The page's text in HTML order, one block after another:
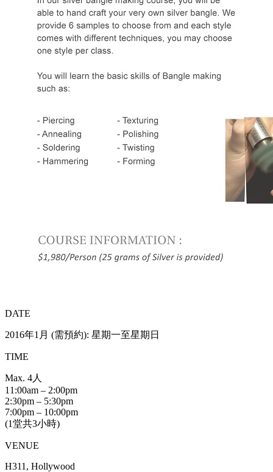
DATE
2016年1月 (需預約): 星期一至星期日
TIME
Max. 4人
11:00am – 2:00pm
2:30pm – 5:30pm
7:00pm – 10:00pm
(1堂共3小時)
VENUE
H311, Hollywood